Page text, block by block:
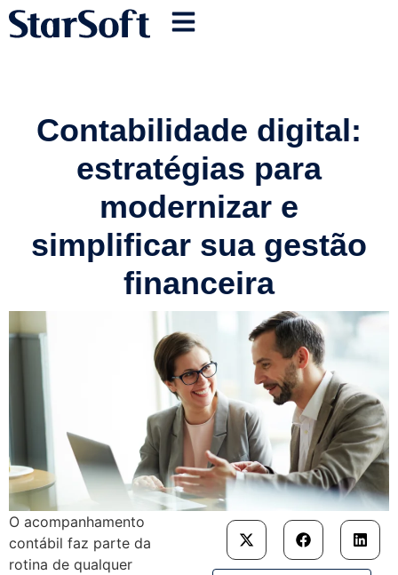
Contabilidade digital:
estratégias para
modernizar e
simplificar sua gestão
financeira
O acompanhamento
contábil faz parte da
rotina de qualquer